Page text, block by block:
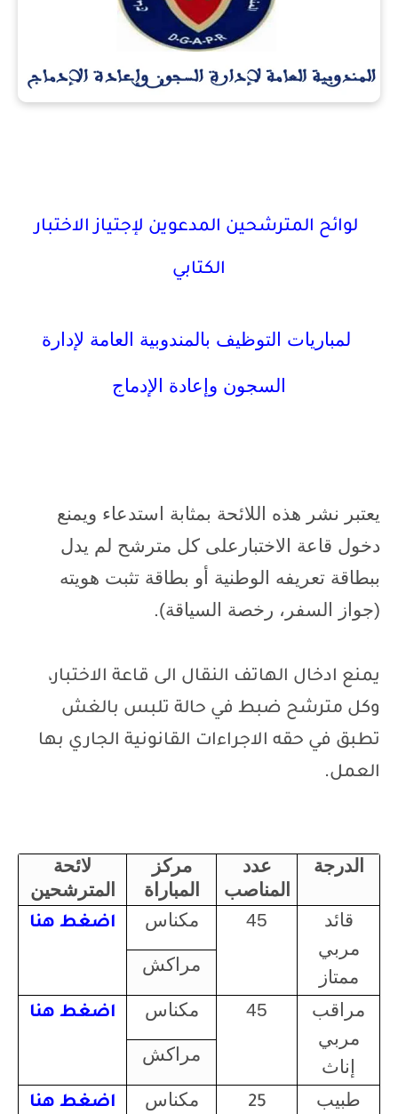
لوائح المترشحين المدعوين لإجتياز الاختبار
الكتابي
لمباريات التوظيف بالمندوبية العامة لإدارة
السجون وإعادة الإدماج
يعتبر نشر هذه اللائحة بمثابة استدعاء ويمنع
دخول قاعة الاختبارعلى كل مترشح لم يدل
ببطاقة تعريفه الوطنية أو بطاقة تثبت هويته
(جواز السفر، رخصة السياقة).
يمنع ادخال الهاتف النقال الى قاعة الاختبار،
وكل مترشح ضبط في حالة تلبس بالغش
تطبق في حقه الاجراءات القانونية الجاري بها
العمل.
الدرجة
عدد
المناصب
مركز
المباراة
لائحة
المترشحين
قائد
مربي
ممتاز
45 مكناس اضغط هنا
مراكش
مراقب
مربي
إناث
45 مكناس اضغط هنا
مراكش
طبيب
25 مكناس اضغط هنا